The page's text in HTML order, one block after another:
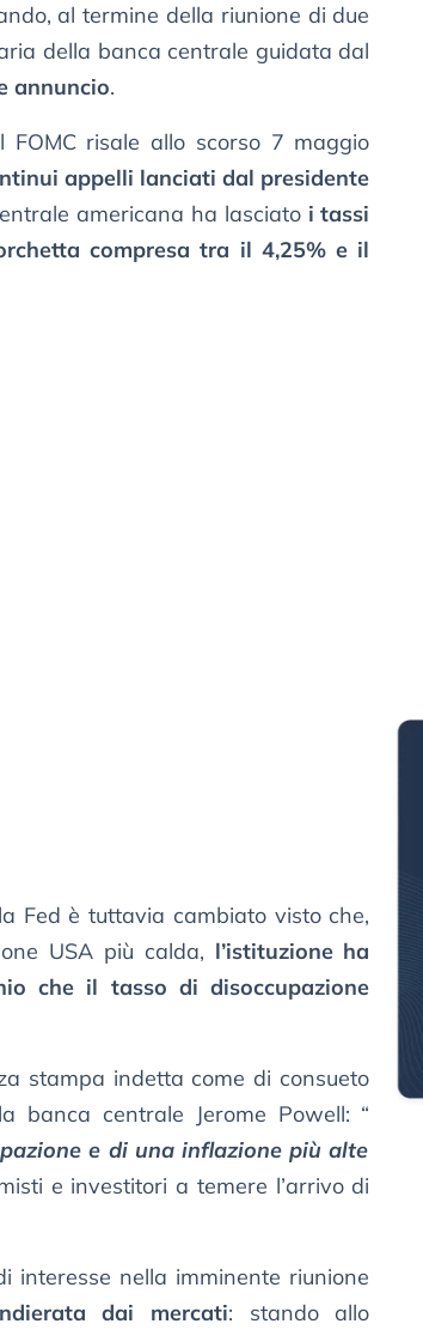
al termine della riunione di due
della banca centrale guidata dal
annuncio.
FOMC risale allo scorso 7 maggio
appelli lanciati dal presidente
americana ha lasciato i tassi
compresa tra il 4,25% e il
Fed è tuttavia cambiato visto che,
USA più calda, l’istituzione ha
che il tasso di disoccupazione
stampa indetta come di consueto
banca centrale Jerome Powell: “
e di una inflazione più alte
e investitori a temere l’arrivo di
interesse nella imminente riunione
dai mercati: stando allo